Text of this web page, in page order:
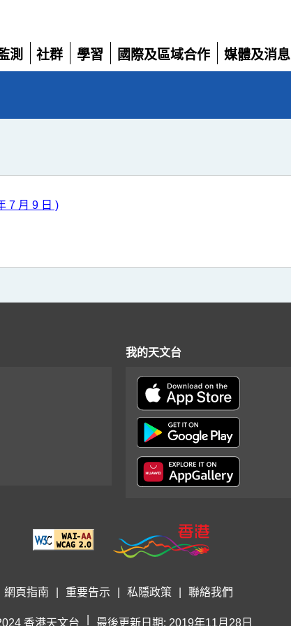
測
社群
展
學習
展
國際及區域合作
展
媒體及消息
展
7 月 9 日 )
我的天文台
網頁指南 重要告示 私隱政策 聯絡我們
香港天文台 最後更新日期: 2019年11月28日